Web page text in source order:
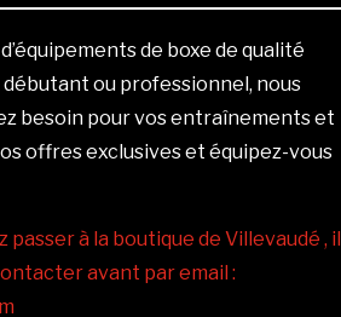
de boxe de qualité
débutant ou professionnel, nous
besoin pour vos entraînements et
offres exclusives et équipez-vous
à la boutique de Villevaudé , il
avant par email :